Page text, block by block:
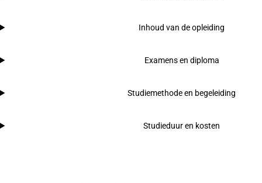
Inhoud van de opleiding
Examens en diploma
Studiemethode en begeleiding
Studieduur en kosten